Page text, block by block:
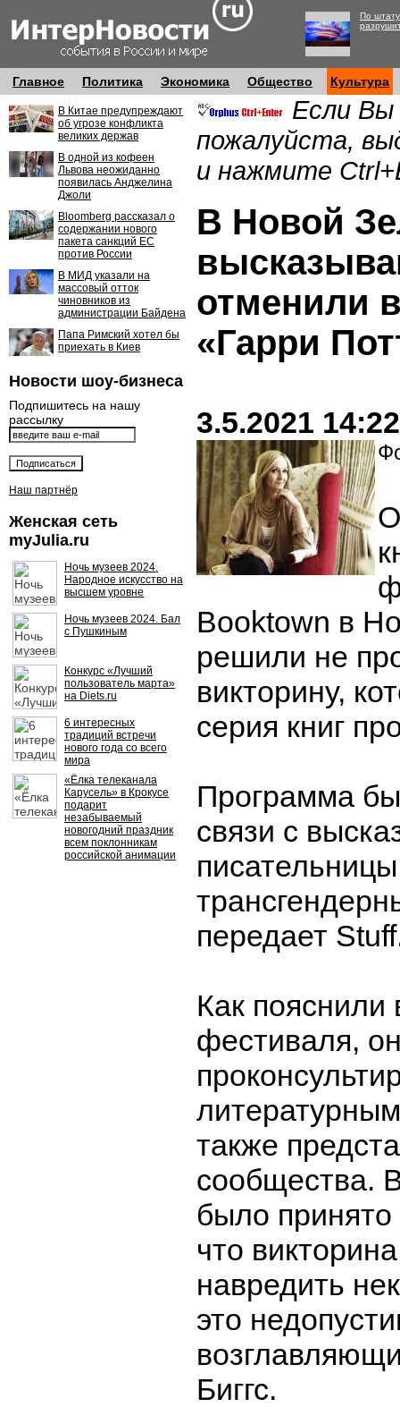
По
Главное Политика Экономика Общество Культура
В Китае предупреждают
об угрозе конфликта
великих держав
В одной из кофеен
Львова неожиданно
появилась Анджелина
Джоли
Bloomberg рассказал о
содержании нового
пакета санкций ЕС
против России
В МИД указали на
массовый отток
чиновников из
администрации Байдена
Папа Римский хотел бы
приехать в Киев
Новости шоу-бизнеса
Подпишитесь на нашу
рассылку
Наш партнёр
Женская сеть
myJulia.ru
Ночь музеев 2024.
Народное искусство на
высшем уровне
Ночь музеев 2024. Бал
с Пушкиным
Конкурс «Лучший
пользователь марта»
на Diets.ru
6 интересных
традиций встречи
нового года со всего
мира
«Ёлка телеканала
Карусель» в Крокусе
подарит
незабываемый
новогодний праздник
всем поклонникам
российской анимации
Если Вы
пожалуйста,
и нажмите
В Новой
отменили
«Гарри
3.5.2021 14:22
Booktown в
решили не
викторину,
серия книг
Программа
связи с
передает
Как пояснили
фестиваля,
также
сообщества.
было
что
навредить
это
Биггс.